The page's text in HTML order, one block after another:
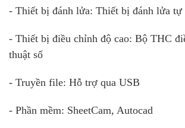
- Thiết bị đánh lửa: Thiết bị đánh lửa tự
- Thiết bị điều chỉnh độ cao: Bộ THC
thuật số
- Truyền file: Hỗ trợ qua USB
- Phần mềm: SheetCam, Autocad